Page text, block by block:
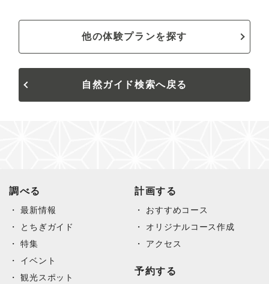
自然ガイド検索へ戻る
他の体験プランを探す
調べる
最新情報
とちぎガイド
特集
イベント
観光スポット
計画する
おすすめコース
オリジナルコース作成
アクセス
予約する